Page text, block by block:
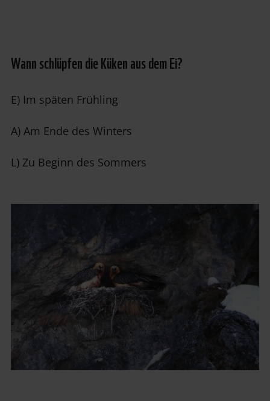
Wann schlüpfen die Küken aus dem Ei?
E) Im späten Frühling
A) Am Ende des Winters
L) Zu Beginn des Sommers